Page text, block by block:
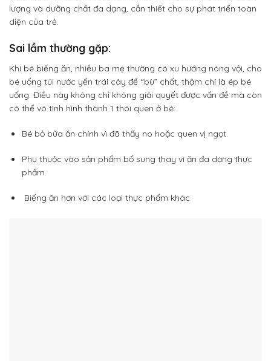
lượng và dưỡng chất đa dạng, cần thiết cho sự phát triển toàn
diện của trẻ.
Sai lầm thường gặp:
Khi bé biếng ăn, nhiều ba mẹ thường có xu hướng nóng vội, cho
bé uống túi nước yến trái cây để “bù” chất, thậm chí là ép bé
uống. Điều này không chỉ không giải quyết được vấn đề mà còn
có thể vô tình hình thành 1 thói quen ở bé:
Bé bỏ bữa ăn chính vì đã thấy no hoặc quen vị ngọt.
Phụ thuộc vào sản phẩm bổ sung thay vì ăn đa dạng thực
phẩm.
Biếng ăn hơn với các loại thực phẩm khác